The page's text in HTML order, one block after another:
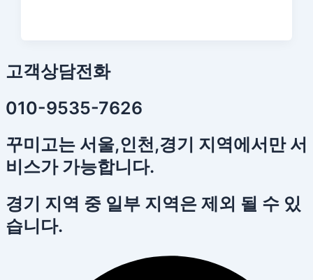
고객상담전화
010-9535-7626
꾸미고는 서울,인천,경기 지역에서만 서
비스가 가능합니다.
경기 지역 중 일부 지역은 제외 될 수 있
습니다.